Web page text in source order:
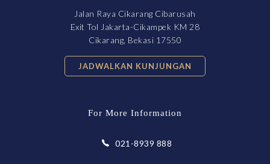
Jalan Raya Cikarang Cibarusah
Exit Tol Jakarta-Cikampek KM 28
Cikarang, Bekasi 17550
JADWALKAN KUNJUNGAN
For More Information
021-8939 888